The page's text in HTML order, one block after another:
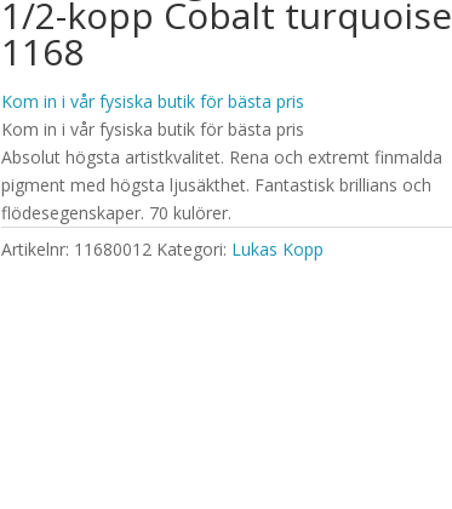
1/2-kopp Cobalt turquoise
1168
Kom in i vår fysiska butik för bästa pris
Kom in i vår fysiska butik för bästa pris
Absolut högsta artistkvalitet. Rena och extremt finmalda
pigment med högsta ljusäkthet. Fantastisk brillians och
flödesegenskaper. 70 kulörer.
Artikelnr: 11680012 Kategori: Lukas Kopp